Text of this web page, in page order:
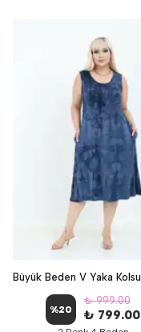
%20
₺ 999.00
₺ 799.00